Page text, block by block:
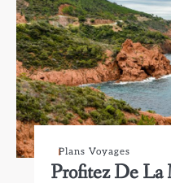
Plans Voyages
Profitez De